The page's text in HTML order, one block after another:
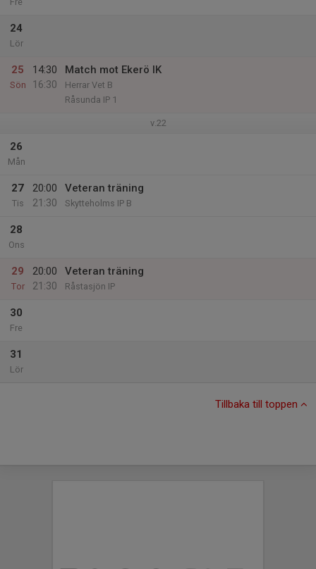
24
Lör
25
Sön
14:30
16:30
Match mot Ekerö IK
Herrar Vet B
Råsunda IP 1
v.22
26
Mån
27
Tis
20:00
21:30
Veteran träning
Skytteholms IP B
28
Ons
29
Tor
20:00
21:30
Veteran träning
Råstasjön IP
30
Fre
31
Lör
Tillbaka till toppen